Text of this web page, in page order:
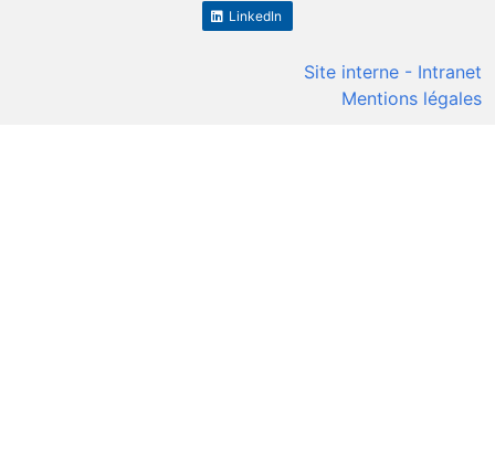
LinkedIn
Site interne - Intranet
Mentions légales